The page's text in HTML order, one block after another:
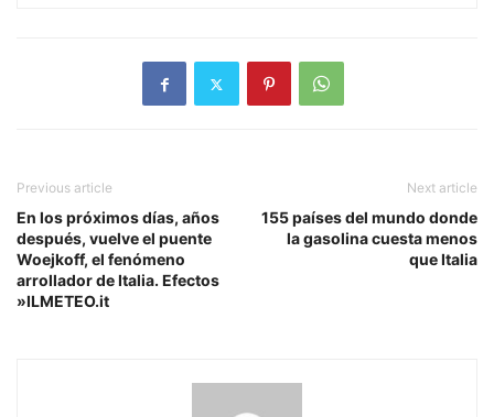
Previous article
En los próximos días, años
después, vuelve el puente
Woejkoff, el fenómeno
arrollador de Italia. Efectos
»ILMETEO.it
Next article
155 países del mundo donde
la gasolina cuesta menos
que Italia